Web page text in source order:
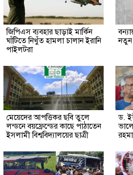
জিপিএস ব্যবহার ছাড়াই মার্কিন
ঘাঁটিতে নিখুঁত হামলা চালান ইরানি
পাইলটরা
নতুন
মেয়েদের আপত্তিকর ছবি তুলে
লন্ডনে বয়ফ্রেন্ডের কাছে পাঠাতেন
ইসলামী বিশ্ববিদ্যালয়ের ছাত্রী
ড.